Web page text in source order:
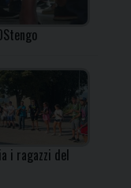
i ragazzi del